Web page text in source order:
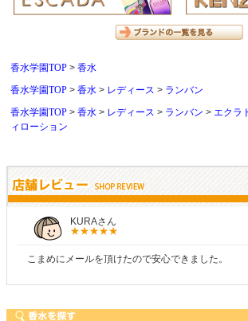
香水学園TOP
香水
香水学園TOP
香水 レディース
ランバン
香水学園TOP
香水 レディース ランバン
エクラ
ィローション
しらすさん
商品が早く届いたのでよかったです。また利用さ